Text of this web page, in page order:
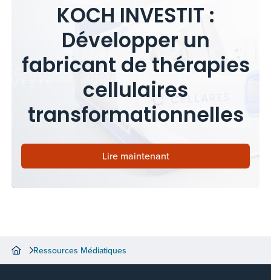
KOCH INVESTIT :
Développer un
fabricant de thérapies
cellulaires
transformationnelles
Lire maintenant
Ressources Médiatiques